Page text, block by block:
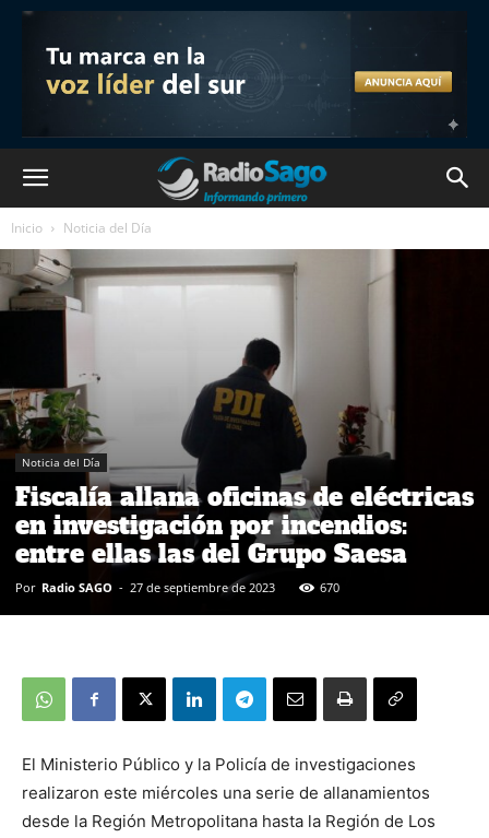
Inicio Noticia del Día
Noticia del Día
Fiscalía allana oficinas de eléctricas
en investigación por incendios:
entre ellas las del Grupo Saesa
Por Radio SAGO - 27 de septiembre de 2023 670
El Ministerio Público y la Policía de investigaciones
realizaron este miércoles una serie de allanamientos
desde la Región Metropolitana hasta la Región de Los